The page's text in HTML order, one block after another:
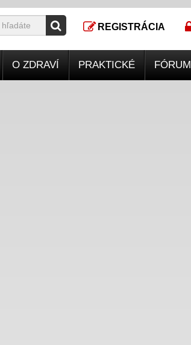
REGISTRÁCIA
O ZDRAVÍ PRAKTICKÉ FÓRUM